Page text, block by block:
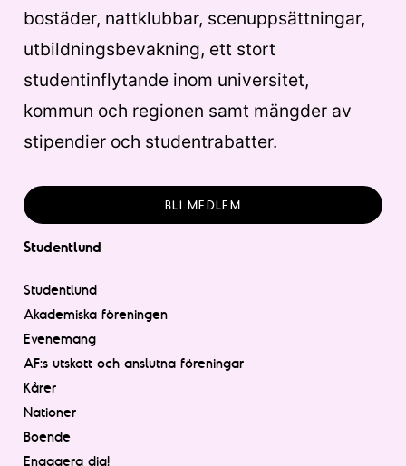
bostäder, nattklubbar, scenuppsättningar,
utbildningsbevakning, ett stort
studentinflytande inom universitet,
kommun och regionen samt mängder av
stipendier och studentrabatter.
BLI MEDLEM
Studentlund
Studentlund
Akademiska föreningen
Evenemang
AF:s utskott och anslutna föreningar
Kårer
Nationer
Boende
Engagera dig!